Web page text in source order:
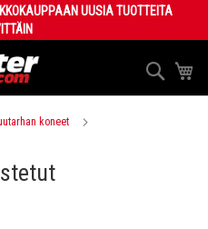
UUSIA TUOTTEITA
Haku
koneet